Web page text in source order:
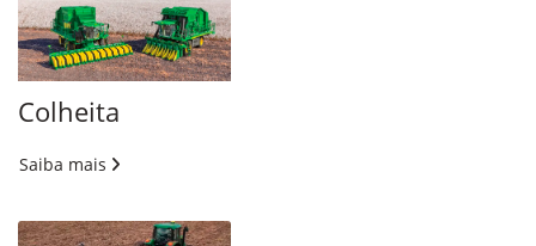
Colheita
Saiba mais